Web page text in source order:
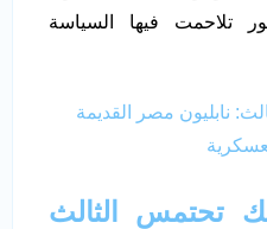
تلاحمت فيها السياسة
نابليون مصر القديمة
تحتمس الثالث